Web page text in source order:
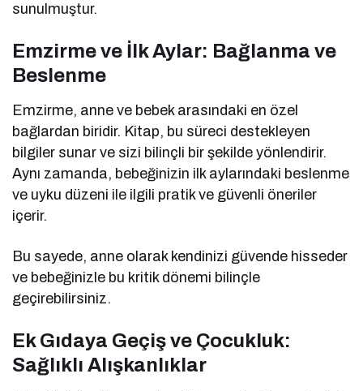
sunulmuştur.
Emzirme ve İlk Aylar: Bağlanma ve
Beslenme
Emzirme, anne ve bebek arasındaki en özel
bağlardan biridir. Kitap, bu süreci destekleyen
bilgiler sunar ve sizi bilinçli bir şekilde yönlendirir.
Aynı zamanda, bebeğinizin ilk aylarındaki beslenme
ve uyku düzeni ile ilgili pratik ve güvenli öneriler
içerir.
Bu sayede, anne olarak kendinizi güvende hisseder
ve bebeğinizle bu kritik dönemi bilinçle
geçirebilirsiniz.
Ek Gıdaya Geçiş ve Çocukluk:
Sağlıklı Alışkanlıklar